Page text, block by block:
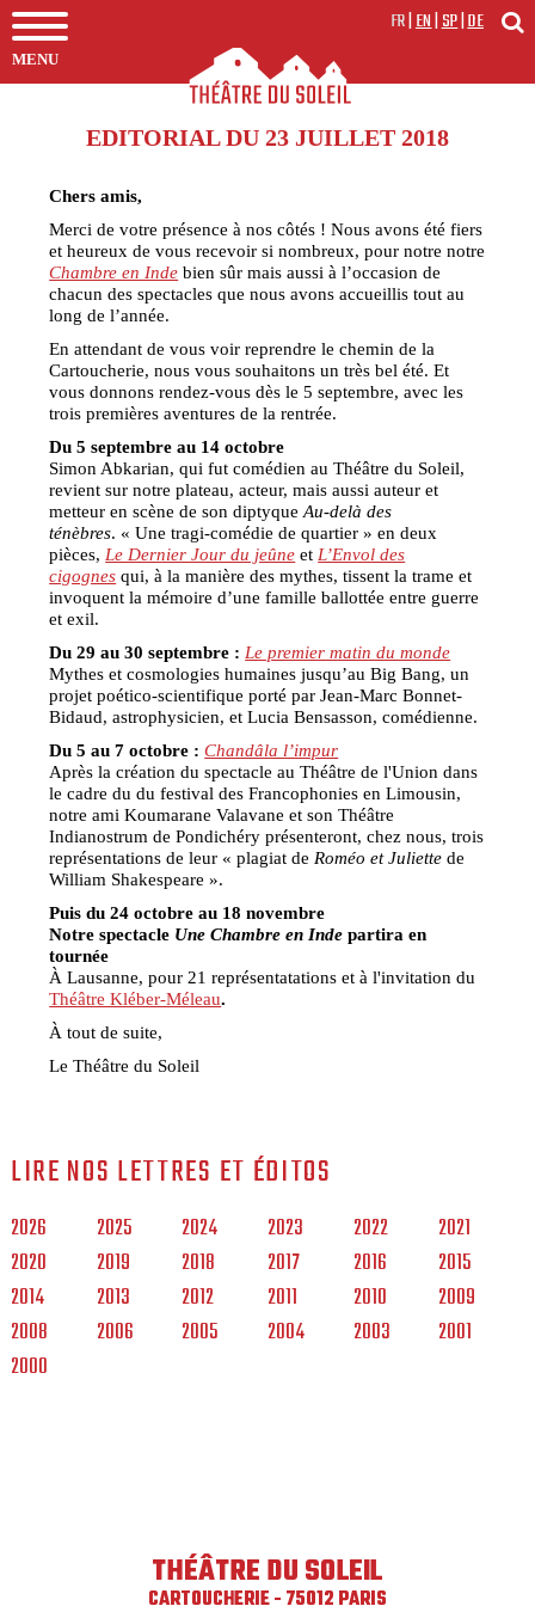
MENU
FR|EN|SP|DE
EDITORIAL DU 23 JUILLET 2018
Chers amis,
Merci de votre présence à nos côtés ! Nous avons été fiers
et heureux de vous recevoir si nombreux, pour notre notre
Chambre en Inde bien sûr mais aussi à l’occasion de
chacun des spectacles que nous avons accueillis tout au
long de l’année.
En attendant de vous voir reprendre le chemin de la
Cartoucherie, nous vous souhaitons un très bel été. Et
vous donnons rendez-vous dès le 5 septembre, avec les
trois premières aventures de la rentrée.
Du 5 septembre au 14 octobre
Simon Abkarian, qui fut comédien au Théâtre du Soleil,
revient sur notre plateau, acteur, mais aussi auteur et
metteur en scène de son diptyqueAu-delà des
ténèbres. « Une tragi-comédie de quartier » en deux
pièces, Le Dernier Jour du jeûne et L’Envol des
cigognes qui, à la manière des mythes, tissent la trame et
invoquent la mémoire d’une famille ballottée entre guerre
et exil.
Du 29 au 30 septembre : Le premier matin du monde
Mythes et cosmologies humaines jusqu’au Big Bang, un
projet poético-scientifique porté par Jean-Marc Bonnet-
Bidaud, astrophysicien, et Lucia Bensasson, comédienne.
Du 5 au 7 octobre : Chandâla l’impur
Après la création du spectacle au Théâtre de l'Union dans
le cadre du du festival des Francophonies en Limousin,
notre ami Koumarane Valavane et son Théâtre
Indianostrum de Pondichéry présenteront, chez nous, trois
représentations de leur « plagiat de Roméo et Juliette de
William Shakespeare ».
Puis du 24 octobre au 18 novembre
Notre spectacle Une Chambre en Inde partira en
tournée
À Lausanne, pour 21 représentatations et à l'invitation du
Théâtre Kléber-Méleau.
À tout de suite,
Le Théâtre du Soleil
LIRE NOS LETTRES ET ÉDITOS
2026 2025 2024 2023 2022
2021
2020
2019 2018 2017 2016
2015
2014
2013 2012 2011 2010
2009
2008
2006 2005 2004 2003
2001
2000
THÉÂTRE DU SOLEIL
CARTOUCHERIE - 75012 PARIS